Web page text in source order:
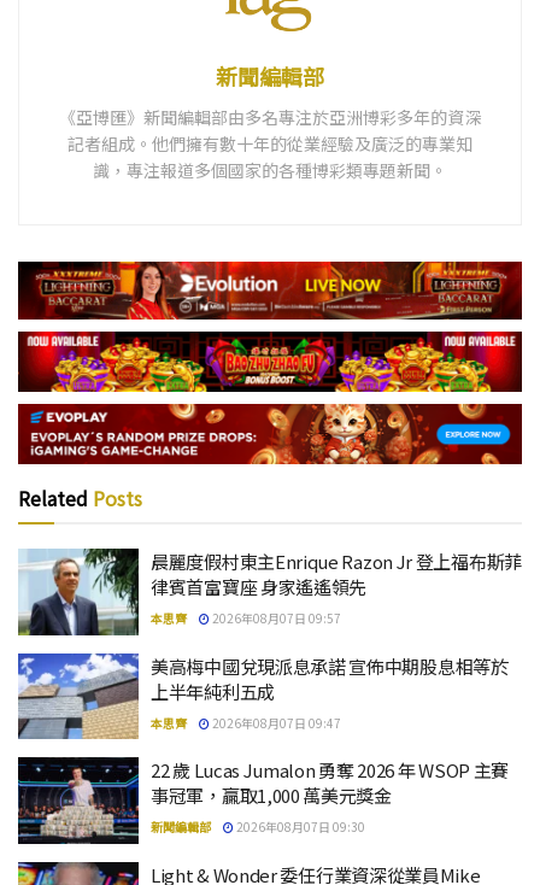
新聞編輯部
《亞博匯》新聞編輯部由多名專注於亞洲博彩多年的資深
記者組成。他們擁有數十年的從業經驗及廣泛的專業知
識，專注報道多個國家的各種博彩類專題新聞。
Related Posts
晨麗度假村東主Enrique Razon Jr 登上福布斯菲
律賓首富寶座 身家遙遙領先
本思齊 2026年08月07日 09:57
美高梅中國兌現派息承諾 宣佈中期股息相等於
上半年純利五成
本思齊 2026年08月07日 09:47
22 歲 Lucas Jumalon 勇奪 2026 年 WSOP 主賽
事冠軍，贏取1,000 萬美元獎金
新聞編輯部 2026年08月07日 09:30
Light & Wonder 委任行業資深從業員Mike